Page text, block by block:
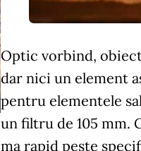
Optic vorbind,
dar nici un element
pentru elementele
un filtru de 105 mm.
ma rapid peste